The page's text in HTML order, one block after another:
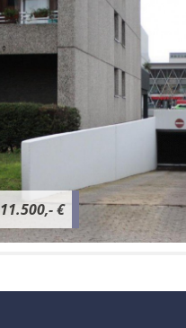
11.500,- €